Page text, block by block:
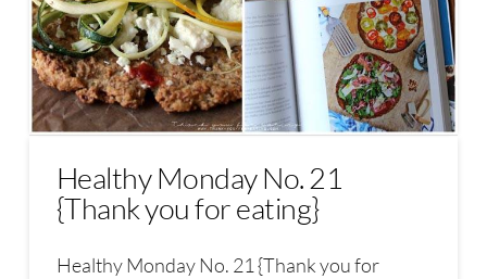
Healthy Monday No. 21
{Thank you for eating}
Healthy Monday No. 21 {Thank you for